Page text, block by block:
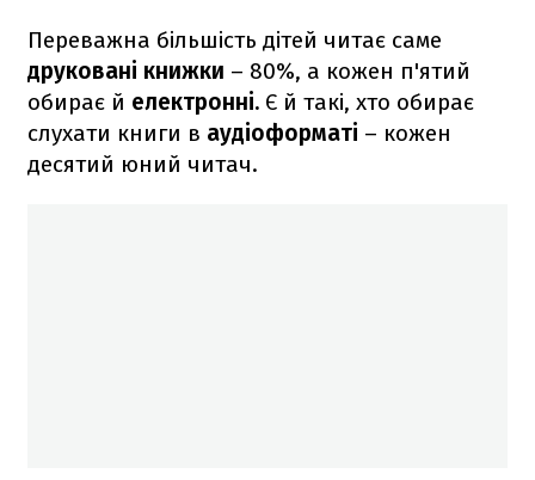
Переважна більшість дітей читає саме
друковані книжки – 80%, а кожен п'ятий
обирає й електронні. Є й такі, хто обирає
слухати книги в аудіоформаті – кожен
десятий юний читач.